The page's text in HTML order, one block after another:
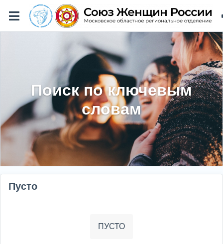
Поиск по ключевым
словам
Пусто
ПУСТО